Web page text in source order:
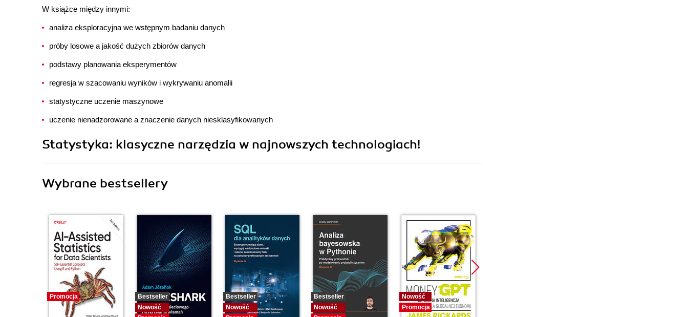
W książce między innymi:
analiza eksploracyjna we wstępnym badaniu danych
próby losowe a jakość dużych zbiorów danych
podstawy planowania eksperymentów
regresja w szacowaniu wyników i wykrywaniu anomalii
statystyczne uczenie maszynowe
uczenie nienadzorowane a znaczenie danych niesklasyfikowanych
Statystyka: klasyczne narzędzia w najnowszych technologiach!
Wybrane bestsellery
Promocja
Bestseller
Nowość
Bestseller
Nowość
Bestseller
Nowość
Nowość
Promocja